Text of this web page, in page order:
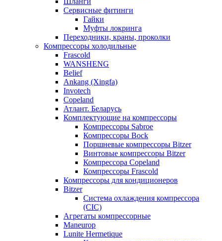
Сервисные фитинги
Гайки
Муфты локринга
Переходники, краны, проколки
Компрессоры холодильные
Frascold
WANSHENG
Belief
Ankang (Xingfa)
Invotech
Copeland
Атлант. Беларусь
Комплектующие на компрессоры
Компрессоры Sabroe
Компрессоры Bock
Поршневые компрессоры Bitzer
Винтовые компрессоры Bitzer
Компрессора Copeland
Компрессоры Frascold
Компрессоры для кондиционеров
Bitzer
Система охлаждения компрессора
(CIC)
Агрегаты компрессорные
Maneurop
Lunite Hermetique